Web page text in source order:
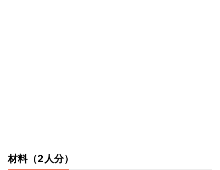
材料（2人分）